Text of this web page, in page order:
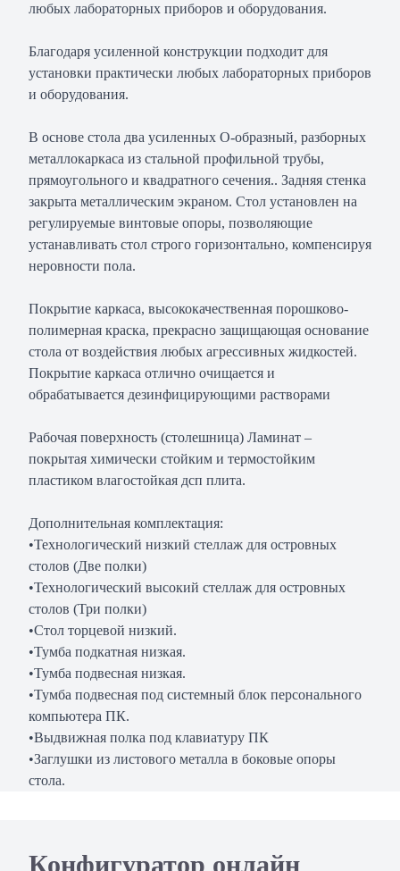
любых лабораторных приборов и оборудования.
Благодаря усиленной конструкции подходит для
установки практически любых лабораторных приборов
и оборудования.
В основе стола два усиленных О-образный, разборных
металлокаркаса из стальной профильной трубы,
прямоугольного и квадратного сечения.. Задняя стенка
закрыта металлическим экраном. Стол установлен на
регулируемые винтовые опоры, позволяющие
устанавливать стол строго горизонтально, компенсируя
неровности пола.
Покрытие каркаса, высококачественная порошково-
полимерная краска, прекрасно защищающая основание
стола от воздействия любых агрессивных жидкостей.
Покрытие каркаса отлично очищается и
обрабатывается дезинфицирующими растворами
Рабочая поверхность (столешница) Ламинат –
покрытая химически стойким и термостойким
пластиком влагостойкая дсп плита.
Дополнительная комплектация:
•Технологический низкий стеллаж для островных
столов (Две полки)
•Технологический высокий стеллаж для островных
столов (Три полки)
•Стол торцевой низкий.
•Тумба подкатная низкая.
•Тумба подвесная низкая.
•Тумба подвесная под системный блок персонального
компьютера ПК.
•Выдвижная полка под клавиатуру ПК
•Заглушки из листового металла в боковые опоры
стола.
Конфигуратор онлайн